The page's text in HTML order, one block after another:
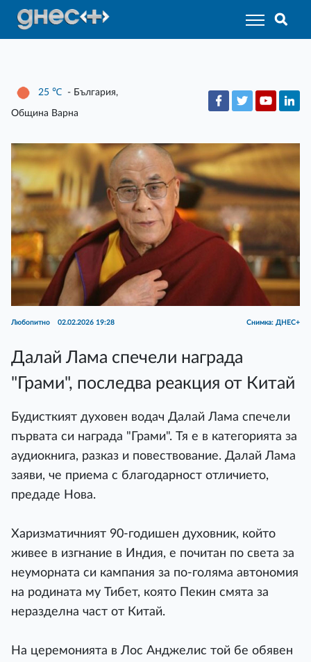
25 ℃ - България,
Община Варна
Любопитно 02.02.2026 19:28 Снимка: ДНЕС+
Далай Лама спечели награда
"Грами", последва реакция от Китай
Будисткият духовен водач Далай Лама спечели
първата си награда "Грами". Тя е в категорията за
аудиокнига, разказ и повествование. Далай Лама
заяви, че приема с благодарност отличието,
предаде Нова.
Харизматичният 90-годишен духовник, който
живее в изгнание в Индия, е почитан по света за
неуморната си кампания за по-голяма автономия
на родината му Тибет, която Пекин смята за
неразделна част от Китай.
На церемонията в Лос Анджелис той бе обявен